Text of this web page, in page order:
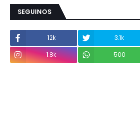
SEGUINOS
12k 3.1k
1.8k
500